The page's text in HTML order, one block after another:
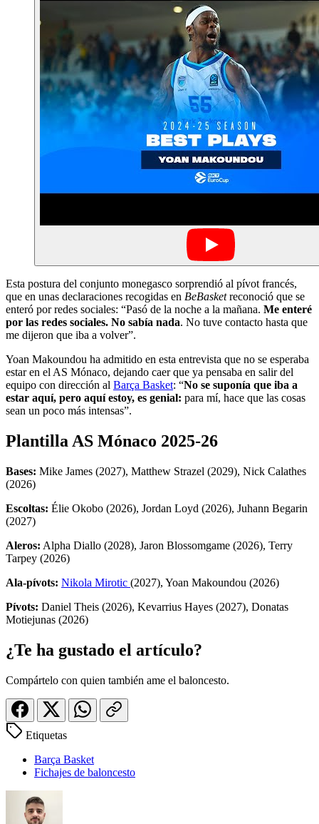
Esta postura del conjunto monegasco sorprendió al pívot francés,
que en unas declaraciones recogidas en BeBasketreconoció que se
enteró por redes sociales: “Pasó de la noche a la mañana. Me enteré
por las redes sociales. No sabía nada. No tuve contacto hasta que
me dijeron que iba a volver”.
Yoan Makoundou ha admitido en esta entrevista que no se esperaba
estar en el AS Mónaco, dejando caer que ya pensaba en salir del
equipo con dirección al Barça Basket: “No se suponía que iba a
estar aquí, pero aquí estoy, es genial: para mí, hace que las cosas
sean un poco más intensas”.
Plantilla AS Mónaco 2025-26
Bases: Mike James (2027), Matthew Strazel (2029), Nick Calathes
(2026)
Escoltas: Élie Okobo (2026), Jordan Loyd (2026), Juhann Begarin
(2027)
Aleros: Alpha Diallo (2028), Jaron Blossomgame (2026), Terry
Tarpey (2026)
Ala-pívots: Nikola Mirotic (2027), Yoan Makoundou (2026)
Pívots: Daniel Theis (2026), Kevarrius Hayes (2027), Donatas
Motiejunas (2026)
¿Te ha gustado el artículo?
Compártelo con quien también ame el baloncesto.
Etiquetas
Barça Basket
Fichajes de baloncesto